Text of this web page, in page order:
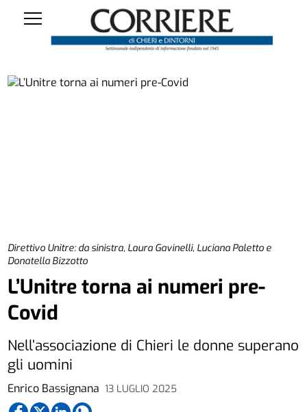
Direttivo Unitre: da sinistra, Laura Gavinelli, Luciana Paletto e
Donatella Bizzotto
Enrico Bassignana 13 LUGLIO 2025
L’Unitre torna ai numeri pre-
Covid
Nell’associazione di Chieri le donne superano
gli uomini